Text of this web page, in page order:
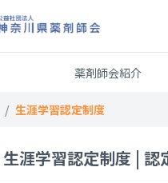
薬剤師会紹介
/ 生涯学習認定制度
生涯学習認定制度 | 認